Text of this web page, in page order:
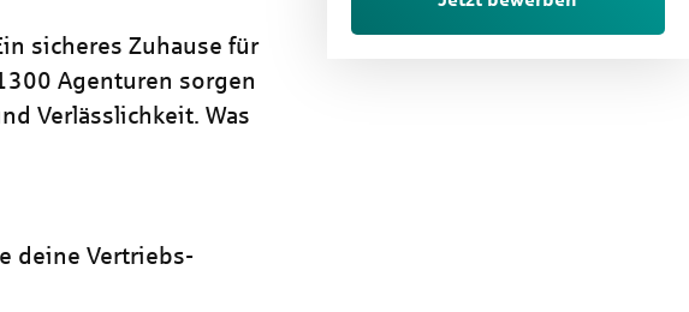
sicheres Zuhause für
Agenturen sorgen
Verlässlichkeit. Was
deine Vertriebs-